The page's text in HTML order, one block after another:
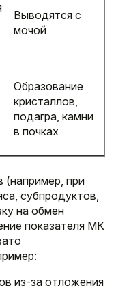
Выводятся с
мочой
Образование
кристаллов,
подагра, камни
в почках
(например, при
субпродуктов,
на обмен
показателя МК
из-за отложения